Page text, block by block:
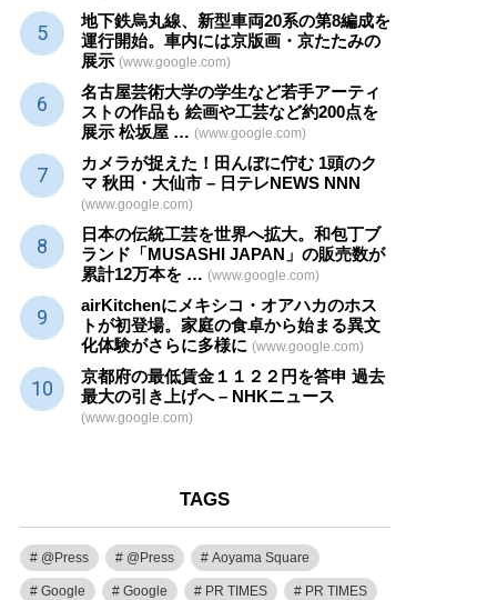
地下鉄烏丸線、新型車両20系の第8編成を
運行開始。車内には京版画・京たたみの
展示 (www.google.com)
名古屋芸術大学の学生など若手アーティ
ストの作品も 絵画や工芸など約200点を
展示 松坂屋 … (www.google.com)
カメラが捉えた！田んぼに佇む 1頭のク
マ 秋田・大仙市 – 日テレNEWS NNN
(www.google.com)
日本の伝統工芸を世界へ拡大。和包丁ブ
ランド「MUSASHI JAPAN」の販売数が
累計12万本を … (www.google.com)
airKitchenにメキシコ・オアハカのホス
トが初登場。家庭の食卓から始まる異文
化体験がさらに多様に (www.google.com)
京都府の最低賃金１１２２円を答申 過去
最大の引き上げへ – NHKニュース
(www.google.com)
TAGS
@Press @Press Aoyama Square
Google Google PR TIMES PR TIMES